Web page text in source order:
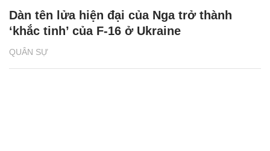
QUÂN SỰ
Dàn tên lửa hiện đại của Nga trở thành
‘khắc tinh’ của F-16 ở Ukraine